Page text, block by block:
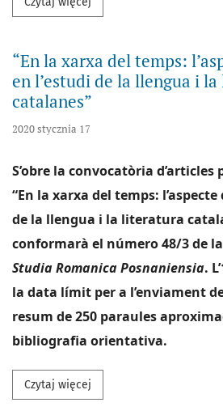
“En la xarxa del temps:
en l’estudi de la llengua i
catalanes”
2020 stycznia 17
S’obre la convocatòria
“En la xarxa del temps:
de la llengua i la literatura
conformarà el número 48/3 de
Studia Romanica Posnaniensia.
la data límit per a l’enviament
resum de 250 paraules
bibliografia orientativa.
Czytaj więcej